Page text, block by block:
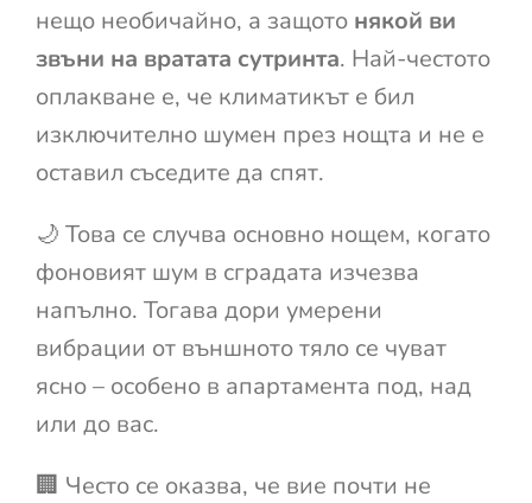
нещо необичайно, а защото някой ви
звъни на вратата сутринта. Най-честото
оплакване е, че климатикът е бил
изключително шумен през нощта и не е
оставил съседите да спят.
🌙 Това се случва основно нощем, когато
фоновият шум в сградата изчезва
напълно. Тогава дори умерени
вибрации от външното тяло се чуват
ясно – особено в апартамента под, над
или до вас.
🏢 Често се оказва, че вие почти не